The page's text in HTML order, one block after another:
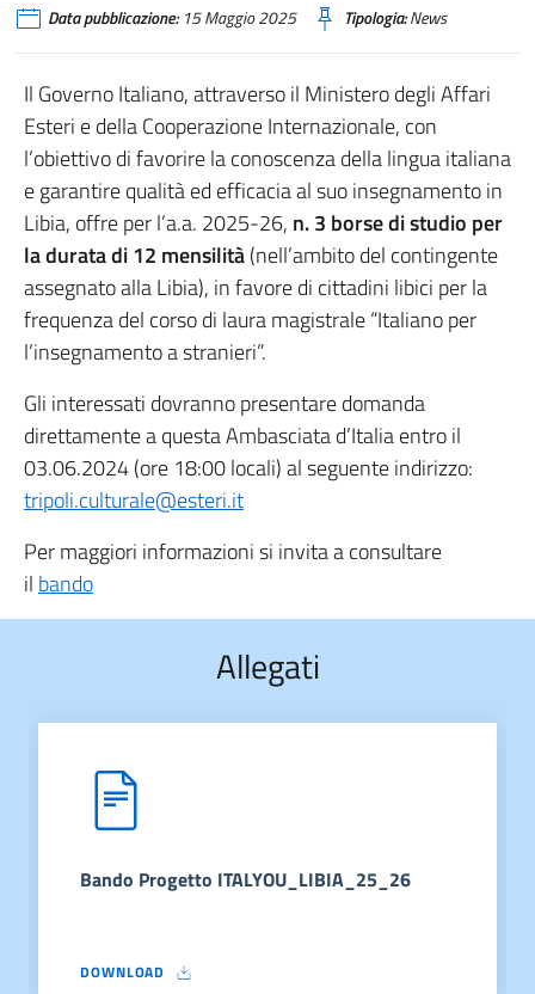
Data pubblicazione:15 Maggio 2025 Tipologia:News
Il Governo Italiano, attraverso il Ministero degli Affari
Esteri e della Cooperazione Internazionale, con
l’obiettivo di favorire la conoscenza della lingua italiana
e garantire qualità ed efficacia al suo insegnamento in
Libia, offre per l’a.a. 2025-26, n. 3 borse di studio per
la durata di 12 mensilità(nell’ambito del contingente
assegnato alla Libia), in favore di cittadini libici per la
frequenza del corso di laura magistrale “Italiano per
l’insegnamento a stranieri”.
Gli interessati dovranno presentare domanda
direttamente a questa Ambasciata d’Italia entro il
03.06.2024 (ore 18:00 locali) al seguente indirizzo:
tripoli.culturale@esteri.it
Per maggiori informazioni si invita a consultare
il bando
Allegati
Bando Progetto ITALYOU_LIBIA_25_26
DOWNLOAD
BANDO PROGETTO ITALYOU_LIBIA_25_26